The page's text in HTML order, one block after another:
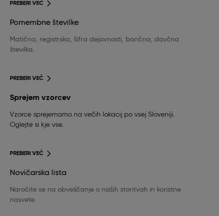
PREBERI VEČ
Pomembne številke
Matična, registrska, šifra dejavnosti, bančna, davčna
številka.
PREBERI VEČ
Sprejem vzorcev
Vzorce sprejemamo na večih lokacij po vsej Sloveniji.
Oglejte si kje vse.
PREBERI VEČ
Novičarska lista
Naročite se na obveščanje o naših storitvah in koristne
nasvete.